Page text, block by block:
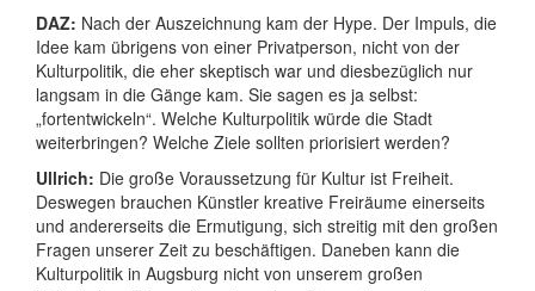
DAZ: Nach der Auszeichnung kam der Hype. Der Impuls, die
Idee kam übrigens von einer Privatperson, nicht von der
Kulturpolitik, die eher skeptisch war und diesbezüglich nur
langsam in die Gänge kam. Sie sagen es ja selbst:
„fortentwickeln“. Welche Kulturpolitik würde die Stadt
weiterbringen? Welche Ziele sollten priorisiert werden?
Ullrich: Die große Voraussetzung für Kultur ist Freiheit.
Deswegen brauchen Künstler kreative Freiräume einerseits
und andererseits die Ermutigung, sich streitig mit den großen
Fragen unserer Zeit zu beschäftigen. Daneben kann die
Kulturpolitik in Augsburg nicht von unserem großen